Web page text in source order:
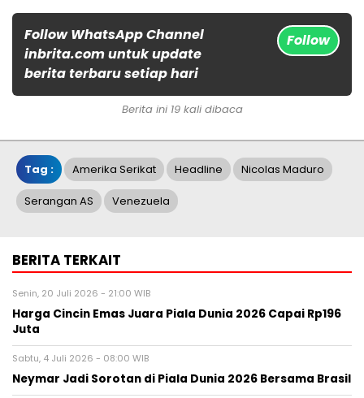
Follow WhatsApp Channel
inbrita.com untuk update
berita terbaru setiap hari
Follow
Berita ini 19 kali dibaca
Tag : Amerika Serikat Headline Nicolas Maduro
Serangan AS Venezuela
BERITA TERKAIT
Senin, 20 Juli 2026 - 21:00 WIB
Harga Cincin Emas Juara Piala Dunia 2026 Capai Rp196
Juta
Sabtu, 4 Juli 2026 - 08:00 WIB
Neymar Jadi Sorotan di Piala Dunia 2026 Bersama Brasil